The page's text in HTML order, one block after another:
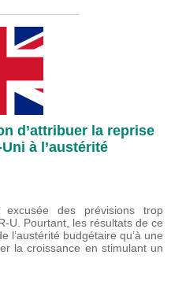
d’attribuer la reprise
à l’austérité
excusée des prévisions trop
U. Pourtant, les résultats de ce
l’austérité budgétaire qu’à une
la croissance en stimulant un